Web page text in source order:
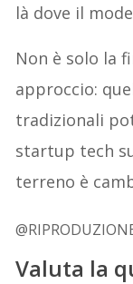
là dove il
Non è solo la
approccio:
tradizionali
startup tech
terreno è
Valuta la